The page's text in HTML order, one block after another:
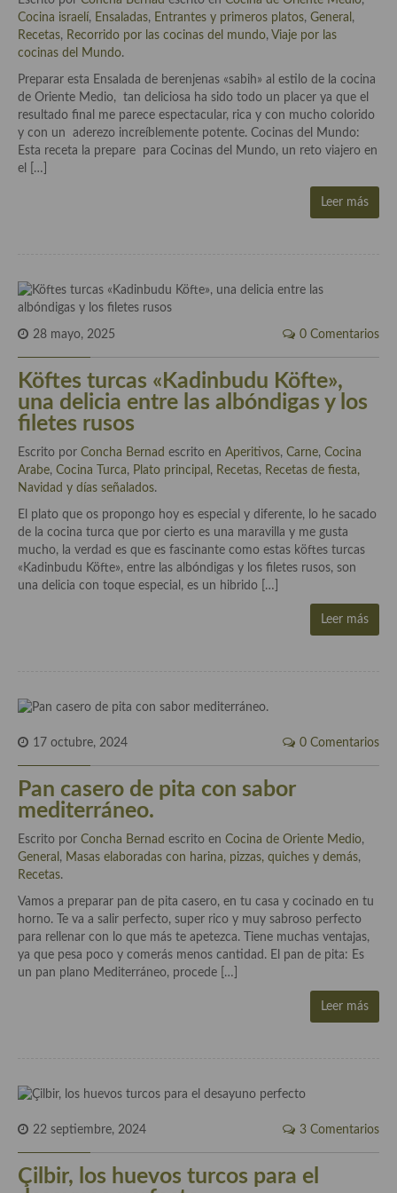
Aderezos, salsas, vinagretas, especias, hierbas aromáticas o
aditivos
Hierbas aromáticas
Aceites
Mojos y pastas
Aperitivos
Bocadillos, hamburguesas, sándwich, emparedados, tostas y
demás
Ensaladas
Entrantes
Gazpachos, salmorejos, sopas y cremas frías
Quínoa
Masas elaboradas con harina, pizzas, quiches y demás
Carne
Pescado y Marisco
Postres y dulces
Recetas de Cuaresma
Recetas maridadas con los mejores AOVES
Cocina israelí, Ensaladas, Entrantes y primeros platos, General ,
Recetas, Recorrido por las cocinas del mundo, Viaje por las
cocinas del Mundo.
Preparar esta Ensalada de berenjenas «sabih» al estilo de la cocina
de Oriente Medio, tan deliciosa ha sido todo un placer ya que el
resultado final me parece espectacular, rica y con mucho colorido
y con un aderezo increíblemente potente. Cocinas del Mundo:
Esta receta la prepare para Cocinas del Mundo, un reto viajero en
el […]
Leer más
28 mayo, 2025 0 Comentarios
Köftes turcas «Kadinbudu Köfte»,
una delicia entre las albóndigas y los
filetes rusos
Escrito por Concha Bernad escrito en Aperitivos, Carne, Cocina
Arabe, Cocina Turca, Plato principal , Recetas, Recetas de fiesta,
Navidad y días señalados.
El plato que os propongo hoy es especial y diferente, lo he sacado
de la cocina turca que por cierto es una maravilla y me gusta
mucho, la verdad es que es fascinante como estas köftes turcas
«Kadinbudu Köfte», entre las albóndigas y los filetes rusos, son
una delicia con toque especial, es un hibrido […]
Leer más
17 octubre, 2024 0 Comentarios
Pan casero de pita con sabor
mediterráneo.
Escrito por Concha Bernad escrito en Cocina de Oriente Medio,
General , Masas elaboradas con harina, pizzas, quiches y demás,
Recetas.
Vamos a preparar pan de pita casero, en tu casa y cocinado en tu
horno. Te va a salir perfecto, super rico y muy sabroso perfecto
para rellenar con lo que más te apetezca. Tiene muchas ventajas,
ya que pesa poco y comerás menos cantidad. El pan de pita: Es
un pan plano Mediterráneo, procede […]
Leer más
22 septiembre, 2024 3 Comentarios
Çilbir, los huevos turcos para el